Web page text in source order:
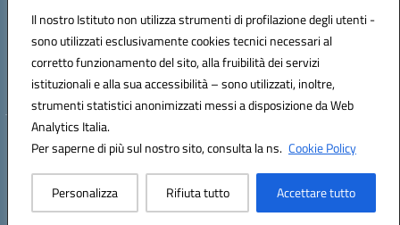
Il nostro Istituto non utilizza strumenti di profilazione degli utenti -
sono utilizzati esclusivamente cookies tecnici necessari al
corretto funzionamento del sito, alla fruibilità dei servizi
istituzionali e alla sua accessibilità – sono utilizzati, inoltre,
strumenti statistici anonimizzati messi a disposizione da Web
Analytics Italia.
Per saperne di più sul nostro sito, consulta la ns. Cookie Policy
Personalizza Rifiuta tutto Accettare tutto
Codice fiscale: 80103200616
Codice meccanografico:CEIC83000V
Codice Indice delle Pubbliche Amministrazioni (IPA): istsc_ceic83000v
Codice unico di fatturazione (CUF): UFO76N
Hosting & Powered by 3D Solution S.r.l.
Concept & Design by Designers Italia